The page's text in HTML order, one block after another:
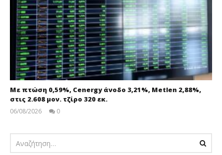
Με πτώση 0,59%, Cenergy άνοδο 3,21%, Metlen 2,88%,
στις 2.608 μον. τζίρο 320 εκ.
06/08/2026
0